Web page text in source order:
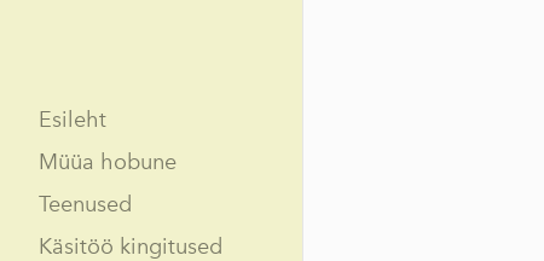
Esileht
Müüa hobune
Teenused
Käsitöö kingitused